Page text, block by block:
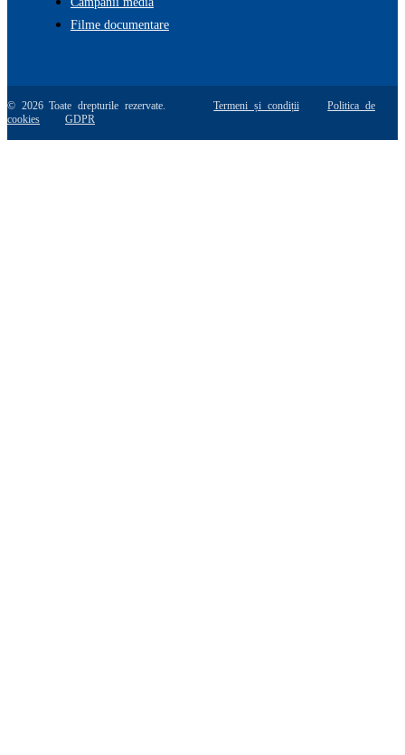
Filme documentare
© 2026 Toate drepturile rezervate.Termeni și condiții
Politica de
cookies
GDPR